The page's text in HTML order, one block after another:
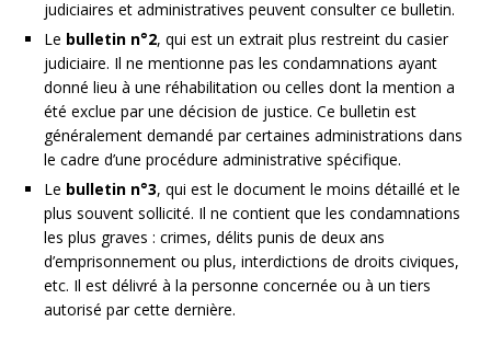
judiciaires et administratives peuvent consulter ce bulletin.
Le bulletin n°2, qui est un extrait plus restreint du casier
judiciaire. Il ne mentionne pas les condamnations ayant
donné lieu à une réhabilitation ou celles dont la mention a
été exclue par une décision de justice. Ce bulletin est
généralement demandé par certaines administrations dans
le cadre d’une procédure administrative spécifique.
Le bulletin n°3, qui est le document le moins détaillé et le
plus souvent sollicité. Il ne contient que les condamnations
les plus graves : crimes, délits punis de deux ans
d’emprisonnement ou plus, interdictions de droits civiques,
etc. Il est délivré à la personne concernée ou à un tiers
autorisé par cette dernière.